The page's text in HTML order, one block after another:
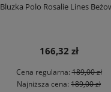
Bluzka Polo Rosalie Lines
166,32 zł
Cena regularna:189,00 zł
Najniższa cena: 189,00 zł